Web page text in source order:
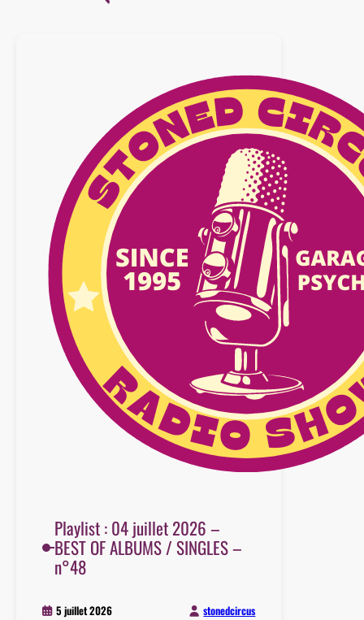
Playlist : 04 juillet 2026 –
BEST OF ALBUMS / SINGLES –
n°48
5 juillet 2026 stonedcircus